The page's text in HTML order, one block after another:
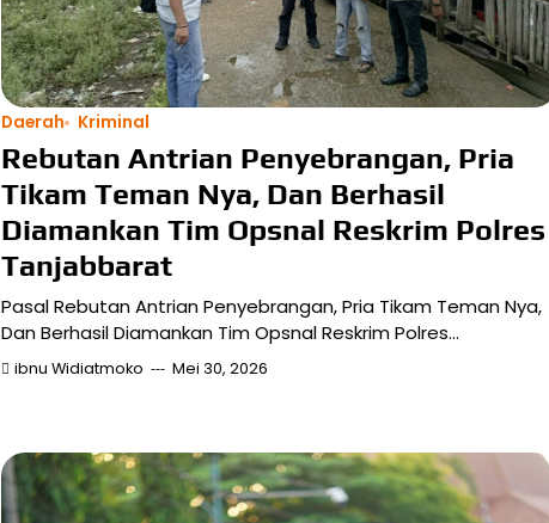
Daerah Kriminal
Rebutan Antrian Penyebrangan, Pria
Tikam Teman Nya, Dan Berhasil
Diamankan Tim Opsnal Reskrim Polres
Tanjabbarat
Pasal Rebutan Antrian Penyebrangan, Pria Tikam Teman Nya,
Dan Berhasil Diamankan Tim Opsnal Reskrim Polres…
ibnu Widiatmoko Mei 30, 2026